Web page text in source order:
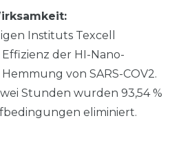
Instituts Texcell
der HI-Nano-
von SARS-COV2.
Stunden wurden 93,54 %
eliminiert.